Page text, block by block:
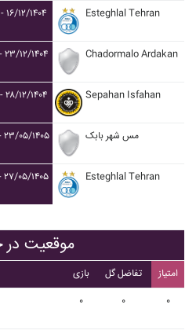
۱۹:۱۵ - ۱۶/ Esteghlal Tehran
۱۹:۳۰ - ۲۳/ Chadormalo Ardakan
۱۹:۳۰ - ۲۸/ Sepahan Isfahan
۱۹:۳۰ - ۲۳/ مس شهر بابک
۱۹:۱۵ - ۲۷/ Esteghlal Tehran
موقعیت
بازی تفاضل گل
امتیاز
۰ ۰ ۰